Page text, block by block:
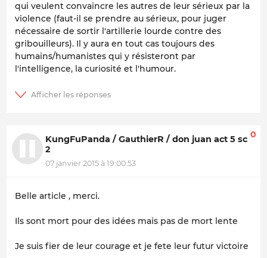
qui veulent convaincre les autres de leur sérieux par la
violence (faut-il se prendre au sérieux, pour juger
nécessaire de sortir l'artillerie lourde contre des
gribouilleurs). Il y aura en tout cas toujours des
humains/humanistes qui y résisteront par
l'intelligence, la curiosité et l'humour.
KungFuPanda / GauthierR / don juan act 5 sc
2
07 janvier 2015 à 19:00:53
0
Belle article , merci.
Ils sont mort pour des idées mais pas de mort lente
Je suis fier de leur courage et je fete leur futur victoire